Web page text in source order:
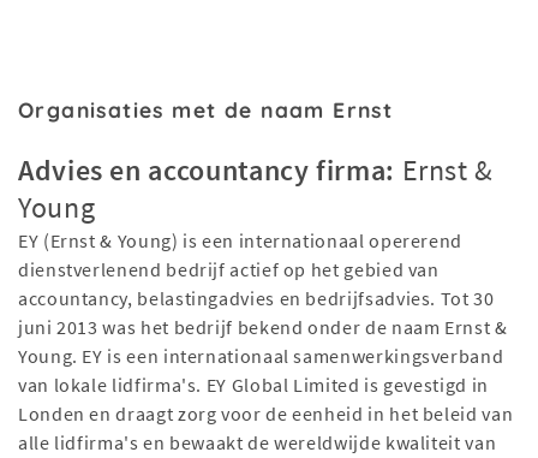
Organisaties met de naam Ernst
Advies en accountancy firma: Ernst &
Young
EY (Ernst & Young) is een internationaal opererend
dienstverlenend bedrijf actief op het gebied van
accountancy, belastingadvies en bedrijfsadvies. Tot 30
juni 2013 was het bedrijf bekend onder de naam Ernst &
Young. EY is een internationaal samenwerkingsverband
van lokale lidfirma's. EY Global Limited is gevestigd in
Londen en draagt zorg voor de eenheid in het beleid van
alle lidfirma's en bewaakt de wereldwijde kwaliteit van